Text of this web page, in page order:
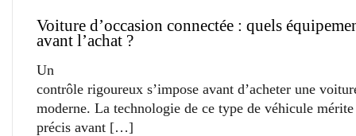
Voiture d’occasion connectée : quels
avant l’achat ?
Un
contrôle rigoureux s’impose avant d’acheter une
moderne. La technologie de ce type de véhicule
précis avant